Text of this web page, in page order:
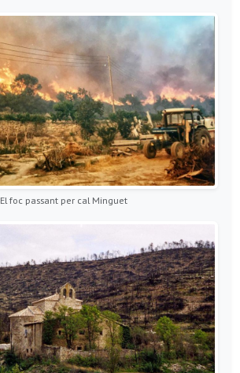
El foc passant per cal Minguet